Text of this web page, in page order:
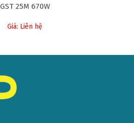
GST 25M 670W
Giá: Liên hệ